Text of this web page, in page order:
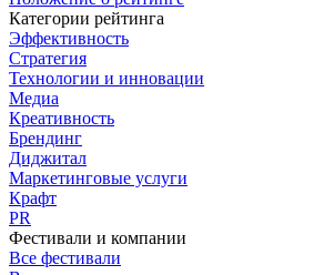
Категории рейтинга
Эффективность
Стратегия
Технологии и инновации
Медиа
Креативность
Брендинг
Диджитал
Маркетинговые услуги
Крафт
PR
Фестивали и компании
Все фестивали